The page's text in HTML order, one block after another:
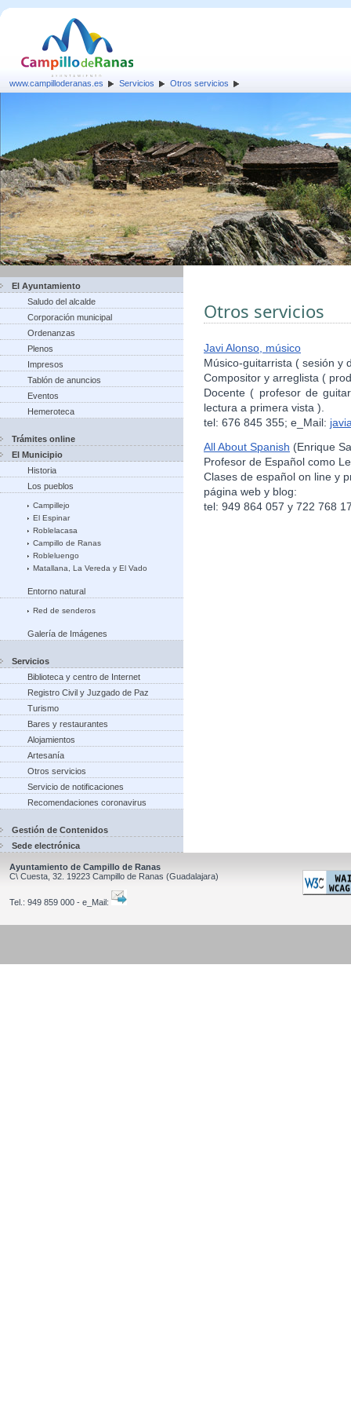
www.campilloderanas.es Servicios Otros servicios
El Ayuntamiento
Saludo del alcalde
Corporación municipal
Ordenanzas
Plenos
Impresos
Tablón de anuncios
Eventos
Hemeroteca
Trámites online
El Municipio
Historia
Los pueblos
Campillejo
El Espinar
Roblelacasa
Campillo de Ranas
Robleluengo
Matallana, La Vereda y El Vado
Entorno natural
Red de senderos
Galería de Imágenes
Servicios
Biblioteca y centro de Internet
Registro Civil y Juzgado de Paz
Turismo
Bares y restaurantes
Alojamientos
Artesanía
Otros servicios
Servicio de notificaciones
Recomendaciones coronavirus
Gestión de Contenidos
Sede electrónica
Otros servicios
Javi Alonso, músico
Músico-guitarrista ( sesión y
Compositor y arreglista (
Docente ( profesor de
lectura a primera vista ).
tel: 676 845 355; e_Mail:
All About Spanish (Enrique
Profesor de Español como
Clases de español on line y
página web y blog:
tel: 949 864 057 y 722 768
Ayuntamiento de Campillo de Ranas
C\ Cuesta, 32. 19223 Campillo de Ranas (Guadalajara)
Tel.: 949 859 000 - e_Mail: